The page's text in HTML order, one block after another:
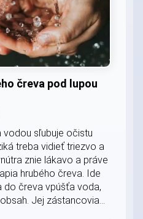
čreva pod lupou
vodou sľubuje očistu
treba vidieť triezvo a
znie lákavo a práve
hrubého čreva. Ide
do čreva vpúšťa voda,
Jej zástancovia...